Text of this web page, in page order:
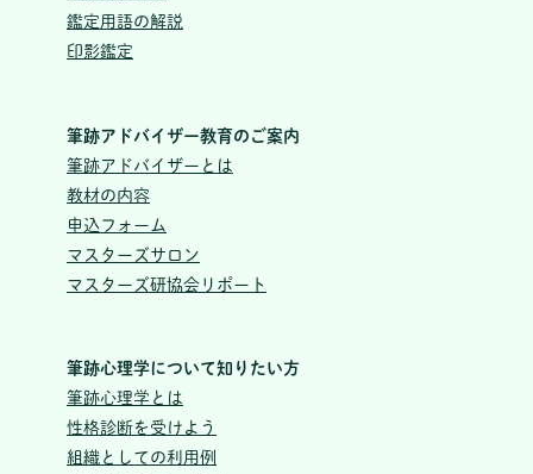
鑑定用語の解説
印影鑑定
筆跡アドバイザー教育のご案内
筆跡アドバイザーとは
教材の内容
申込フォーム
マスターズサロン
マスターズ研協会リポート
筆跡心理学について知りたい方
筆跡心理学とは
性格診断を受けよう
組織としての利用例